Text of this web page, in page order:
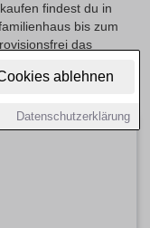
ablehnen
Datenschutzerklärung
findest du in
bis zum
das